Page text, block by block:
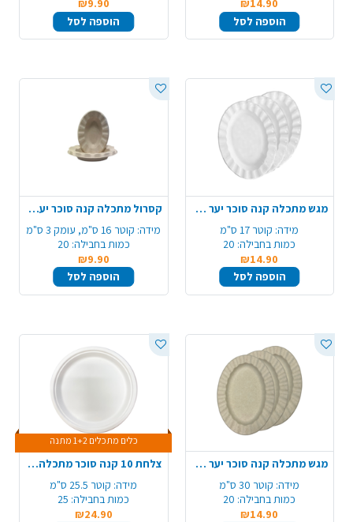
₪14.90
הוספה לסל
₪9.90
הוספה לסל
מגש מתכלה קנה סוכר יער 10 יח' - טבעי
מידה: קוטר 17 ס"מ
כמות בחבילה: 20
₪14.90
הוספה לסל
קסרול מתכלה קנה סוכר יער 20 יח' - חום טבעי
מידה: קוטר 16 ס"מ, עומק 3 ס"מ
כמות בחבילה: 20
₪9.90
הוספה לסל
מגש מתכלה קנה סוכר יער 10 יח' - חום טבעי
מידה: קוטר 30 ס"מ
כמות בחבילה: 20
₪14.90
כלים מתכלים 1+2 מתנה
צלחת 10 קנה סוכר מתכלה 25 יח' עגול - לבן
מידה: קוטר 25.5 ס"מ
כמות בחבילה: 25
₪24.90